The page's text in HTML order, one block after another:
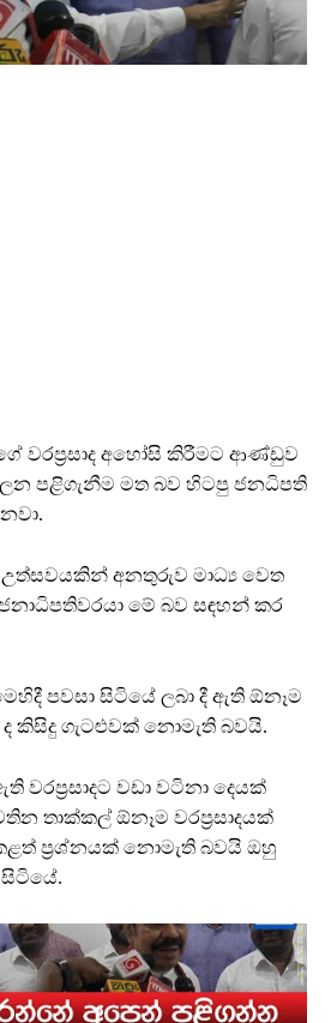
වරප්‍රසාද අහෝසි කිරීමට ආණ්ඩුව
පළිගැනීම මත බව හිටපු ජනධිපති
උත්සවයකින් අනතුරුව මාධ්‍ය වෙත
මේ බව සඳහන් කර
පවසා සිටියේ ලබා දී ඇති ඕනෑම
ද කිසිදු ගැටළුවක් නොමැති බවයි.
වරප්‍රසාදට වඩා වටිනා දෙයක්
තාක්කල් ඕනෑම වරප්‍රසාදයක්
ප්‍රශ්නයක් නොමැති බවයි ඔහු